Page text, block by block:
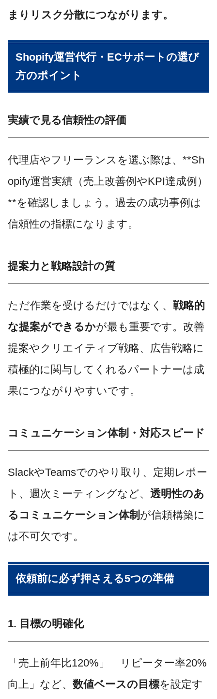
まりリスク分散につながります。
Shopify運営代行・ECサポートの選び
方のポイント
実績で見る信頼性の評価
代理店やフリーランスを選ぶ際は、**Sh
opify運営実績（売上改善例やKPI達成例）
**を確認しましょう。過去の成功事例は
信頼性の指標になります。
提案力と戦略設計の質
ただ作業を受けるだけではなく、 戦略的
な提案ができるかが最も重要です。改善
提案やクリエイティブ戦略、広告戦略に
積極的に関与してくれるパートナーは成
果につながりやすいです。
コミュニケーション体制・対応スピード
SlackやTeamsでのやり取り、定期レポー
ト、週次ミーティングなど、 透明性のあ
るコミュニケーション体制 が信頼構築に
は不可欠です。
依頼前に必ず押さえる5つの準備
1. 目標の明確化
「売上前年比120%」「リピーター率20%
向上」など、 数値ベースの目標を設定す